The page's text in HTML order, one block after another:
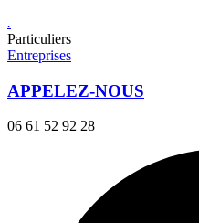
.
Particuliers
Entreprises
APPELEZ-NOUS
06 61 52 92 28